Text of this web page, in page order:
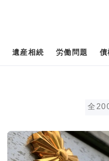
遺産相続 労働問題 債
全